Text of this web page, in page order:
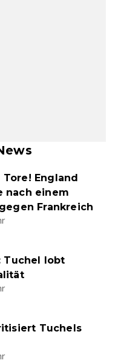
England
nach einem
Frankreich
Tuchel lobt
Tuchels